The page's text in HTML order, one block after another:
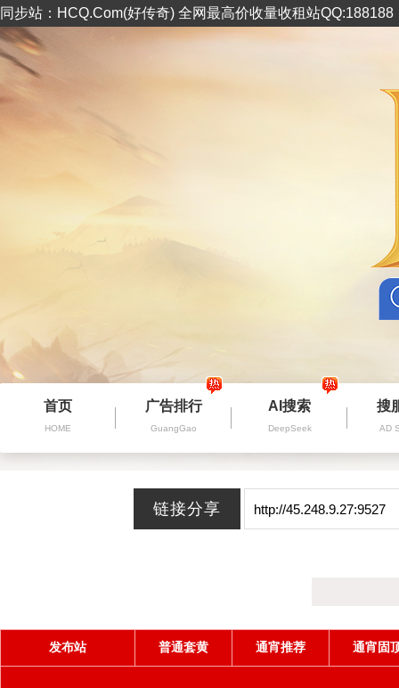
同步站：HCQ.Com(好传奇) 全网最高价收量收租站
首页
HOME
广告排行
GuangGao
AI搜索
DeepSeek
搜
AD
发布站 普通套黄 通宵推荐 通宵固